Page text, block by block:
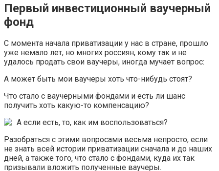
Первый инвестиционный ваучерный
фонд
С момента начала приватизации у нас в стране, прошло
уже немало лет, но многих россиян, кому так и не
удалось продать свои ваучеры, иногда мучает вопрос:
А может быть мои ваучеры хоть что-нибудь стоят?
Что стало с ваучерными фондами и есть ли шанс
получить хоть какую-то компенсацию?
А если есть, то, как им воспользоваться?
Разобраться с этими вопросами весьма непросто, если
не знать всей истории приватизации сначала и до наших
дней, а также того, что стало с фондами, куда их так
призывали вложить полученные ваучеры.